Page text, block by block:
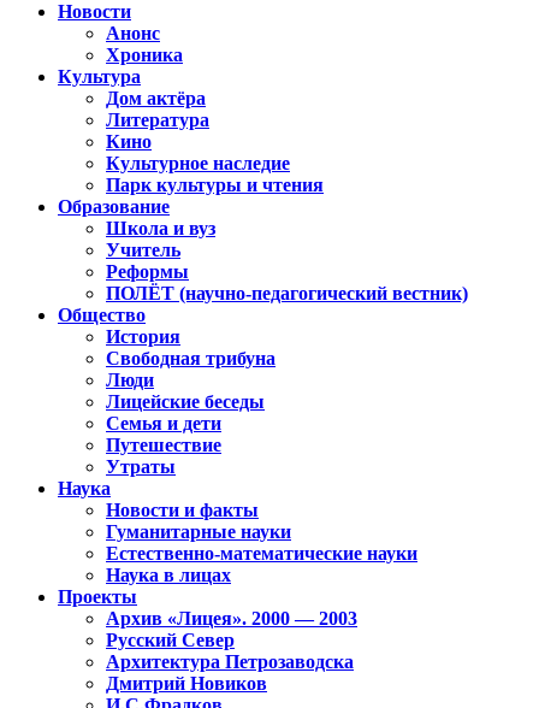
Новости
Анонс
Хроника
Культура
Дом актёра
Литература
Кино
Культурное наследие
Парк культуры и чтения
Образование
Школа и вуз
Учитель
Реформы
ПОЛЁТ (научно-педагогический вестник)
Общество
История
Свободная трибуна
Люди
Лицейские беседы
Семья и дети
Путешествие
Утраты
Наука
Новости и факты
Гуманитарные науки
Естественно-математические науки
Наука в лицах
Проекты
Архив «Лицея». 2000 — 2003
Русский Север
Архитектура Петрозаводска
Дмитрий Новиков